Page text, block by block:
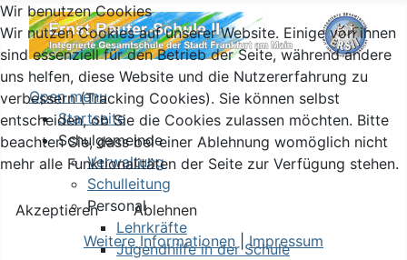
Open menu
Startseite
Schulgemeinde
Verwaltung
Schulleitung
Personal
Lehrkräfte
Jugendhilfe in der Schule
Wir benutzen Cookies
Wir nutzen Cookies auf unserer Website. Einige von ihnen
sind essenziell für den Betrieb der Seite, während andere
uns helfen, diese Website und die Nutzererfahrung zu
verbessern (Tracking Cookies). Sie können selbst
entscheiden, ob Sie die Cookies zulassen möchten. Bitte
beachten Sie, dass bei einer Ablehnung womöglich nicht
mehr alle Funktionalitäten der Seite zur Verfügung stehen.
Akzeptieren
Ablehnen
Weitere Informationen |Impressum